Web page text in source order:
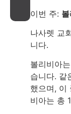
이번 주:
나사렛 교
니다.
볼리비아
습니다. 같
했으며, 이
비아는 총